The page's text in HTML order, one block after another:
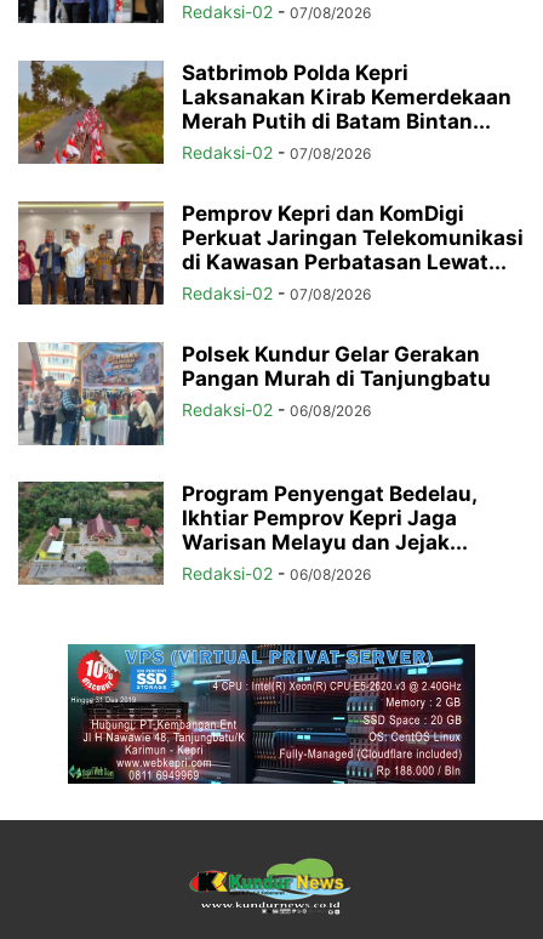
Redaksi-02 - 07/08/2026
Satbrimob Polda Kepri
Laksanakan Kirab Kemerdekaan
Merah Putih di Batam Bintan...
Redaksi-02 - 07/08/2026
Pemprov Kepri dan KomDigi
Perkuat Jaringan Telekomunikasi
di Kawasan Perbatasan Lewat...
Redaksi-02 - 07/08/2026
Polsek Kundur Gelar Gerakan
Pangan Murah di Tanjungbatu
Redaksi-02 - 06/08/2026
Program Penyengat Bedelau,
Ikhtiar Pemprov Kepri Jaga
Warisan Melayu dan Jejak...
Redaksi-02 - 06/08/2026